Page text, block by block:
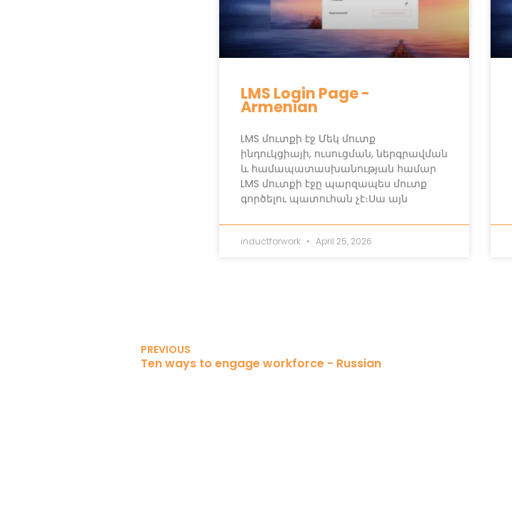
LMS Login Page -
Armenian
LMS մուտքի էջ Մեկ մուտք
ինդուկցիայի, ուսուցման, ներգրավման
և համապատասխանության համար
LMS մուտքի էջը պարզապես մուտք
գործելու պատուհան չէ։Սա այն
inductforwork April 25, 2026
PREVIOUS
Ten ways to engage workforce - Russian